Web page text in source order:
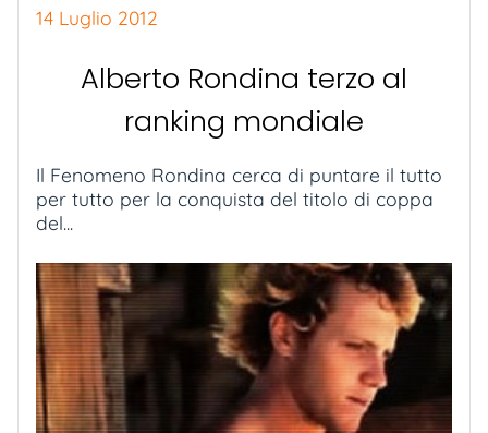
14 Luglio 2012
Alberto Rondina terzo al
ranking mondiale
Il Fenomeno Rondina cerca di puntare il tutto
per tutto per la conquista del titolo di coppa
del...